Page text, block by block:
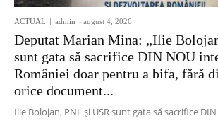
ACTUAL admin - august 4, 2026
Deputat Marian Mina: „Ilie
sunt gata să sacrifice DIN NOU
României doar pentru a bifa, fără
orice document...
Ilie Bolojan, PNL și USR sunt gata să sacrifice